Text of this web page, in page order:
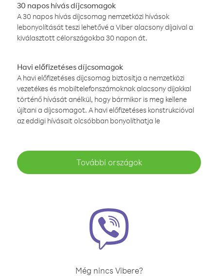
30 napos hívás díjcsomagok
A 30 napos hívás díjcsomag nemzetközi hívások
lebonyolítását teszi lehetővé a Viber alacsony díjaival a
kiválasztott célországokba 30 napon át.
Havi előfizetéses díjcsomagok
A havi előfizetéses díjcsomag biztosítja a nemzetközi
vezetékes és mobiltelefonszámoknak alacsony díjakkal
történő hívását anélkül, hogy bármikor is meg kellene
újítani a díjcsomagot. A havi előfizetéses konstrukcióval
az eddigi hívásait olcsóbban bonyolíthatja le
További országok
Még nincs Vibere?